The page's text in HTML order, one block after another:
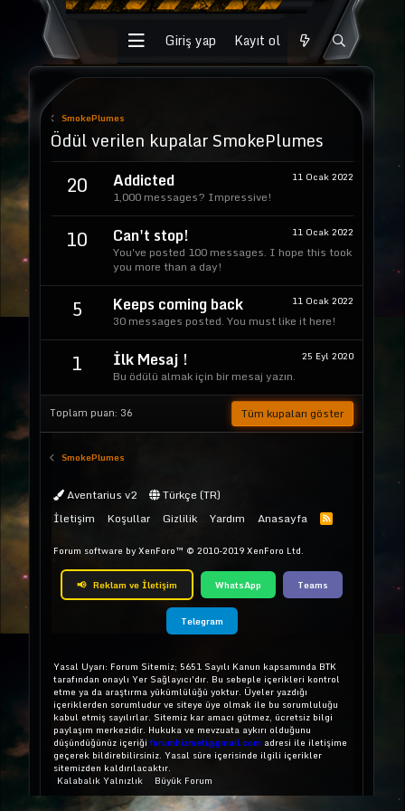
Giriş yap Kayıt ol
SmokePlumes
Ödül verilen kupalar SmokePlumes
20 11 Ocak 2022
Addicted
1,000 messages? Impressive!
10 11 Ocak 2022
Can't stop!
You've posted 100 messages. I hope this took
you more than a day!
5 11 Ocak 2022
Keeps coming back
30 messages posted. You must like it here!
1 25 Eyl 2020
İlk Mesaj !
Bu ödülü almak için bir mesaj yazın.
Toplam puan: 36 Tüm kupaları göster
SmokePlumes
Aventarius v2
Türkçe (TR)
İletişim
Koşullar Gizlilik Yardım Anasayfa
Forum software by XenForo™ © 2010-2019 XenForo Ltd.
📢 Reklam ve İletişim WhatsApp Teams
Telegram
Yasal Uyarı: Forum Sitemiz; 5651 Sayılı Kanun kapsamında BTK
tarafından onaylı Yer Sağlayıcı'dır. Bu sebeple içerikleri kontrol
etme ya da araştırma yükümlülüğü yoktur. Üyeler yazdığı
içeriklerden sorumludur ve siteye üye olmak ile bu sorumluluğu
kabul etmiş sayılırlar. Sitemiz kar amacı gütmez, ücretsiz bilgi
paylaşım merkezidir. Hukuka ve mevzuata aykırı olduğunu
düşündüğünüz içeriği forumhizmeti@gmail.com adresi ile iletişime
geçerek bildirebilirsiniz. Yasal süre içerisinde ilgili içerikler
sitemizden kaldırılacaktır.
Kalabalık Yalnızlık
Büyük Forum